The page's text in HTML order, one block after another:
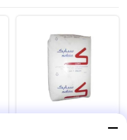
superficie/borse della valvola PE